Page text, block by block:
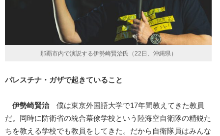
那覇市内で演説する伊勢崎賢治氏（22日、沖縄県）
パレスチナ・ガザで起きていること
伊勢崎賢治僕は東京外国語大学で17年間教えてきた教員
だ。同時に防衛省の統合幕僚学校という陸海空自衛隊の精鋭た
ちを教える学校でも教員をしてきた。だから自衛隊員はみんな